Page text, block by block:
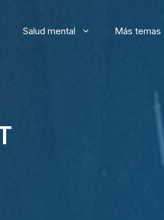
Salud mental Más temas